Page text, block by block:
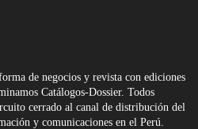
de negocios y revista con ediciones
Catálogos-Dossier. Todos
cerrado al canal de distribución del
y comunicaciones en el Perú.